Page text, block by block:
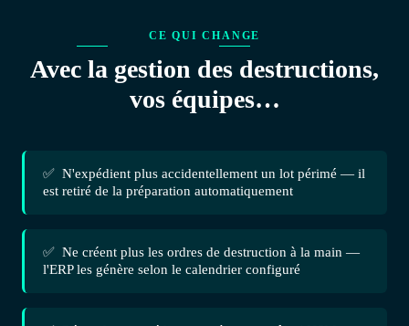
CE QUI CHANGE
Avec la gestion des destructions,
vos équipes…
✅ N'expédient plus accidentellement un lot périmé — il
est retiré de la préparation automatiquement
✅ Ne créent plus les ordres de destruction à la main —
l'ERP les génère selon le calendrier configuré